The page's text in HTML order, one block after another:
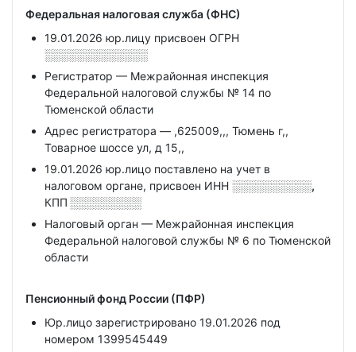
Федеральная налоговая служба (ФНС)
19.01.2026 юр.лицу присвоен ОГРН
░░░░░░░░░░░░░
Регистратор — Межрайонная инспекция
Федеральной налоговой службы № 14 по
Тюменской области
Адрес регистратора — ,625009,,, Тюмень г,,
Товарное шоссе ул, д 15,,
19.01.2026 юр.лицо поставлено на учет в
налоговом органе, присвоен ИНН ░░░░░░░░░░,
КПП ░░░░░░░░░
Налоговый орган — Межрайонная инспекция
Федеральной налоговой службы № 6 по Тюменской
области
Пенсионный фонд России (ПФР)
Юр.лицо зарегистрировано 19.01.2026 под
номером 1399545449